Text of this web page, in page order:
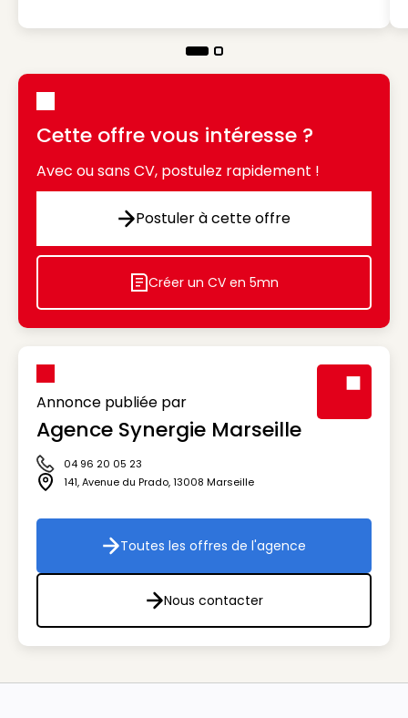
Cette offre vous intéresse ?
Avec ou sans CV, postulez rapidement !
Postuler à cette offre
Postuler à cette offre
Icon decorative
Créer un CV en 5mn
Annonce publiée par
Agence Synergie Marseille
Icône téléphone
04 96 20 05 23
Icône adresse
141, Avenue du Prado,13008 Marseille
Toutes les offres de l'agence
Toutes les offres de l'agence
Nous contacter
Nous contacter